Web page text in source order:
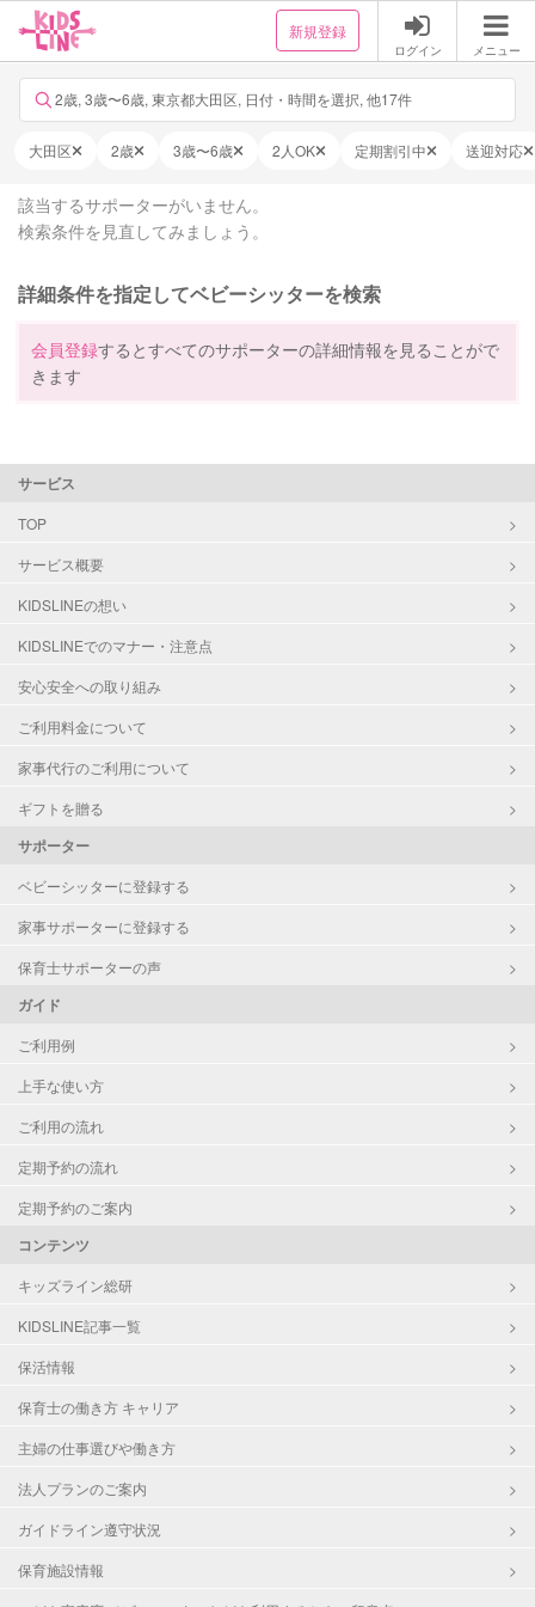
新規登録
ログイン メニュー
2歳, 3歳〜6歳, 東京都大田区, 日付・時間を選択, 他17件
大田区 2歳 3歳〜6歳 2人OK 定期割引中 送迎対応
該当するサポーターがいません。
検索条件を見直してみましょう。
詳細条件を指定してベビーシッターを検索
会員登録するとすべてのサポーターの詳細情報を見ることがで
きます
サービス
TOP
サービス概要
KIDSLINEの想い
KIDSLINEでのマナー・注意点
安心安全への取り組み
ご利用料金について
家事代行のご利用について
ギフトを贈る
サポーター
ベビーシッターに登録する
家事サポーターに登録する
保育士サポーターの声
ガイド
ご利用例
上手な使い方
ご利用の流れ
定期予約の流れ
定期予約のご案内
コンテンツ
キッズライン総研
KIDSLINE記事一覧
保活情報
保育士の働き方 キャリア
主婦の仕事選びや働き方
法人プランのご案内
ガイドライン遵守状況
保育施設情報